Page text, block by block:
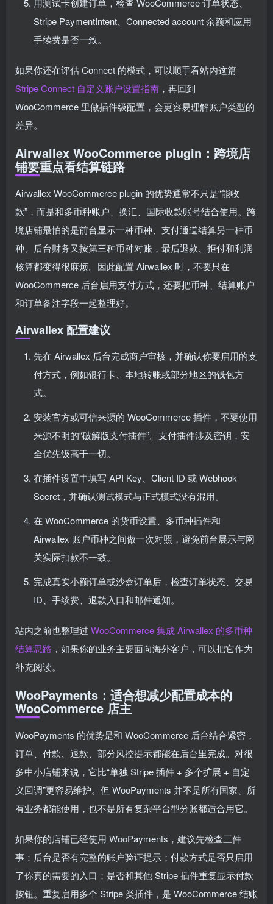
用测试卡创建订单，检查 WooCommerce 订单状态、
Stripe PaymentIntent、Connected account 余额和应用
手续费是否一致。
如果你还在评估 Connect 的模式，可以顺手看站内这篇
Stripe Connect 自定义账户设置指南 ，再回到
WooCommerce 里做插件级配置，会更容易理解账户类型的
差异。
Airwallex WooCommerce plugin：跨境店
铺要重点看结算链路
Airwallex WooCommerce plugin 的优势通常不只是“能收
款”，而是和多币种账户、换汇、国际收款账号结合使用。跨
境店铺最怕的是前台显示一种币种、支付通道结算另一种币
种、后台财务又按第三种币种对账，最后退款、拒付和利润
核算都变得很麻烦。因此配置 Airwallex 时，不要只在
WooCommerce 后台启用支付方式，还要把币种、结算账户
和订单备注字段一起整理好。
Airwallex 配置建议
先在 Airwallex 后台完成商户审核，并确认你要启用的支
付方式，例如银行卡、本地转账或部分地区的钱包方
式。
安装官方或可信来源的 WooCommerce 插件，不要使用
来源不明的“破解版支付插件”。支付插件涉及密钥，安
全优先级高于一切。
在插件设置中填写 API Key、Client ID 或 Webhook
Secret，并确认测试模式与正式模式没有混用。
在 WooCommerce 的货币设置、多币种插件和
Airwallex 账户币种之间做一次对照，避免前台展示与网
关实际扣款不一致。
完成真实小额订单或沙盒订单后，检查订单状态、交易
ID、手续费、退款入口和邮件通知。
站内之前也整理过 WooCommerce 集成 Airwallex 的多币种
结算思路 ，如果你的业务主要面向海外客户，可以把它作为
补充阅读。
WooPayments：适合想减少配置成本的
WooCommerce 店主
WooPayments 的优势是和 WooCommerce 后台结合紧密，
订单、付款、退款、部分风控提示都能在后台里完成。对很
多中小店铺来说，它比“单独 Stripe 插件 + 多个扩展 + 自定
义回调”更容易维护。但 WooPayments 并不是所有国家、所
有业务都能使用，也不是所有复杂平台型分账都适合用它。
如果你的店铺已经使用 WooPayments，建议先检查三件
事：后台是否有完整的账户验证提示；付款方式是否只启用
了你真的需要的入口；是否和其他 Stripe 插件重复显示付款
按钮。重复启用多个 Stripe 类插件，是 WooCommerce 结账